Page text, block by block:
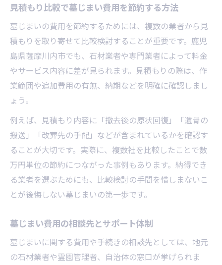
見積もり比較で墓じまい費用を節約する方法
墓じまいの費用を節約するためには、複数の業者から見
積もりを取り寄せて比較検討することが重要です。鹿児
島県薩摩川内市でも、石材業者や専門業者によって料金
やサービス内容に差が見られます。見積もりの際は、作
業範囲や追加費用の有無、納期などを明確に確認しまし
ょう。
例えば、見積もり内容に「撤去後の原状回復」「遺骨の
搬送」「改葬先の手配」などが含まれているかを確認す
ることが大切です。実際に、複数社を比較したことで数
万円単位の節約につながった事例もあります。納得でき
る業者を選ぶためにも、比較検討の手間を惜しまないこ
とが後悔しない墓じまいの第一歩です。
墓じまい費用の相談先とサポート体制
墓じまいに関する費用や手続きの相談先としては、地元
の石材業者や霊園管理者、自治体の窓口が挙げられま